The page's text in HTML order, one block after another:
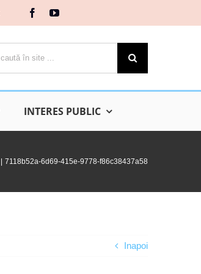
INTERES PUBLIC
7118b52a-6d69-415e-9778-f86c38437a58
Inapoi